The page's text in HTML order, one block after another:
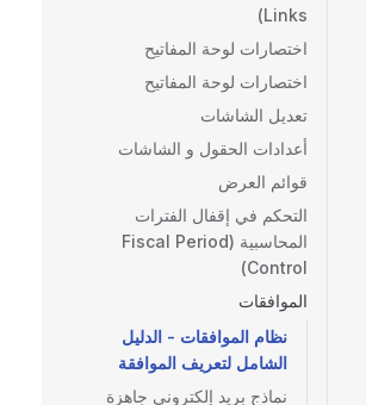
Links)
اختصارات لوحة المفاتيح
اختصارات لوحة المفاتيح
تعديل الشاشات
أعدادات الحقول و الشاشات
قوائم العرض
التحكم في إقفال الفترات
المحاسبية (Fiscal Period
Control)
الموافقات
نظام الموافقات - الدليل
الشامل لتعريف الموافقة
نماذج بريد إلكتروني جاهزة